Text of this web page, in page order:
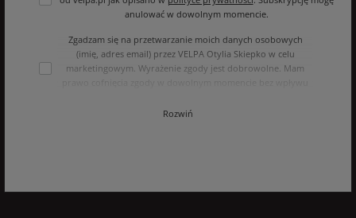
anulować w dowolnym momencie.
Zgadzam się na przetwarzanie moich danych osobowych
(imię, adres email) przez VELPA Otylia Skiepko w celu
marketingowym. Wyrażenie zgody jest dobrowolne. Mam
podstawie zgody przed jej cofnięciem. Mam prawo dostępu
Rozwiń